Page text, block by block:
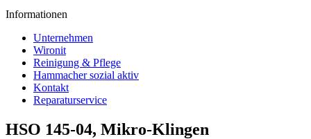
Informationen
Unternehmen
Wironit
Reinigung & Pflege
Hammacher sozial aktiv
Kontakt
Reparaturservice
HSO 145-04, Mikro-Klingen